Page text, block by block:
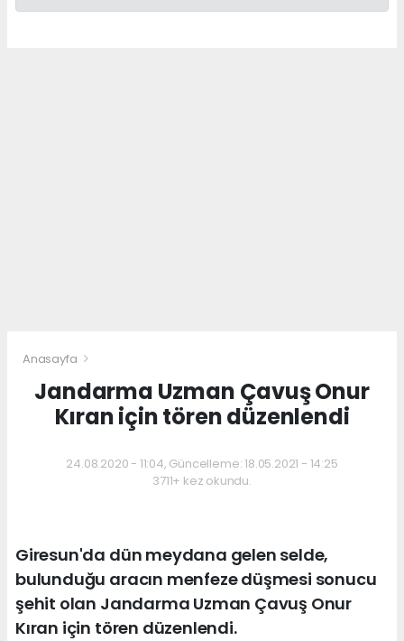
Anasayfa
Jandarma Uzman Çavuş Onur
Kıran için tören düzenlendi
24.08.2020 - 11:04, Güncelleme: 18.05.2021 - 14:25
3711+ kez okundu.
Giresun'da dün meydana gelen selde,
bulunduğu aracın menfeze düşmesi sonucu
şehit olan Jandarma Uzman Çavuş Onur
Kıran için tören düzenlendi.